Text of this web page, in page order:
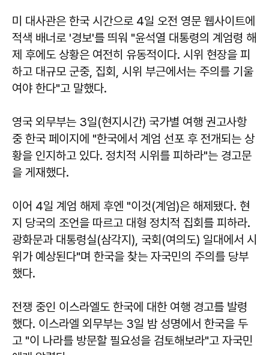
미 대사관은 한국 시간으로 4일 오전 영문 웹사이트에
적색 배너로 '경보'를 띄워 "윤석열 대통령의 계엄령 해
제 후에도 상황은 여전히 유동적이다. 시위 현장을 피
하고 대규모 군중, 집회, 시위 부근에서는 주의를 기울
여야 한다"고 말했다.
영국 외무부는 3일(현지시간) 국가별 여행 권고사항
중 한국 페이지에 "한국에서 계엄 선포 후 전개되는 상
황을 인지하고 있다. 정치적 시위를 피하라"는 경고문
을 게재했다.
이어 4일 계엄 해제 후엔 "이것(계엄)은 해제됐다. 현
지 당국의 조언을 따르고 대형 정치적 집회를 피하라.
광화문과 대통령실(삼각지), 국회(여의도) 일대에서 시
위가 예상된다"며 한국을 찾는 자국민의 주의를 당부
했다.
전쟁 중인 이스라엘도 한국에 대한 여행 경고를 발령
했다. 이스라엘 외무부는 3일 밤 성명에서 한국을 두
고 "이 나라를 방문할 필요성을 검토해보라"고 자국민